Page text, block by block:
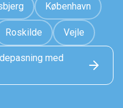
København
Roskilde Vejle
med